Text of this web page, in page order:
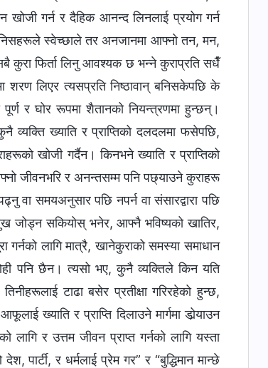
गर्न र दैहिक आनन्द लिनलाई प्रयोग गर्न
स्वेच्‍छाले तर अनजानमा आफ्‍नो तन, मन,
फिर्ता लिनु आवश्यक छ भन्‍ने कुराप्रति सधैँ
शरण लिएर त्यसप्रति निष्ठावान्‌ बनिसकेपछि के
र घोर रूपमा शैतानको नियन्त्रणमा हुन्छन्।
ख्याति र प्राप्तिको दलदलमा फसेपछि,
खोजी गर्दैन। किनभने ख्याति र प्राप्तिको
जीवनभरि र अनन्तसम्‍म पनि पछ्याउने कुराहरू
समयअनुसार पछि नपर्न वा संसारद्वारा पछि
जोड्न सकियोस् भनेर, आफ्‍नै भविष्यको खातिर,
लागि मात्रै, खानेकुराको समस्या समाधान
पनि छैन। त्यसो भए, कुनै व्यक्तिले किन यति
टाढा बसेर प्रतीक्षा गरिरहेको हुन्छ,
ख्याति र प्राप्ति दिलाउने मार्गमा डोर्‍याउन
र उत्तम जीवन प्राप्त गर्नको लागि यस्ता
र धर्मलाई प्रेम गर” र “बुद्धिमान मान्छे